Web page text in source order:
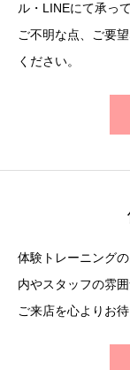
ル・LINEにて承っ
ご不明な点、ご要
ください。
体験トレーニング
内やスタッフの雰
ご来店を心よりお